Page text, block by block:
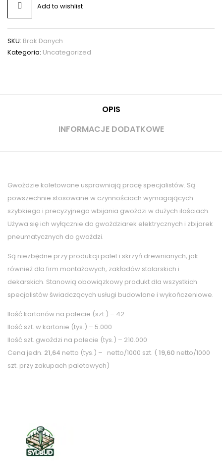
Add to wishlist
SKU: Brak Danych
Kategoria: Uncategorized
OPIS
INFORMACJE DODATKOWE
Gwożdzie koletowane usprawniają pracę specjalistów. Są
powszechnie stosowane w czynnościach wymagających
szybkiego i precyzyjnego wbijania gwożdzi w dużych ilościach.
Używa się ich wyłącznie do gwożdziarek elektrycznych i zbijarek
pneumatycznych do gwożdzi.
Są niezbędne przy produkcji palet i skrzyń drewnianych, jak
również dla firm montażowych, zakładów stolarskich i
dekarskich. Stanowią obowiązkowy produkt dla wszystkich
specjalistów świadczących usługi budowlane i wykończeniowe.
Ilość kartonów na palecie (szt.) – 42
Ilość szt. w kartonie (tys.) – 5.000
Ilość szt. gwoździ na palecie (tys.) – 210.000
Cena jedn. 21,64 netto (tys.) – netto/1000 szt. ( 19,60 netto/1000
szt. przy zakupach paletowych)